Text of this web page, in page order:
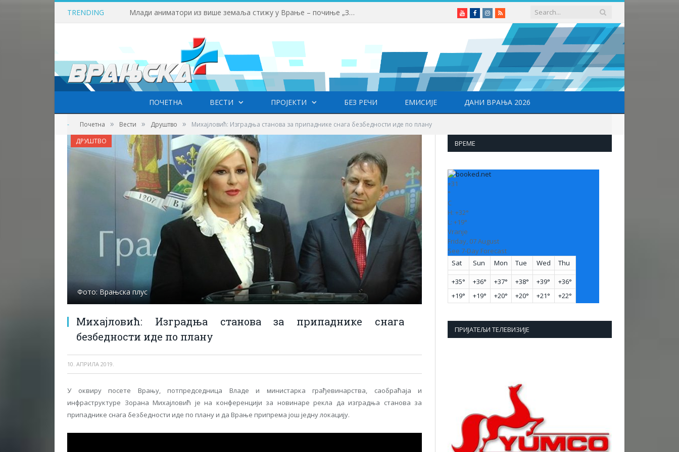
TRENDING Млади аниматори из више земаља стижу у Врање – почиње „Златни пуж“ YoutubeFacebookInstagram
RSS
ПОЧЕТНА ВЕСТИ ПРОЈЕКТИ БЕЗ РЕЧИ ЕМИСИЈЕ ДАНИ ВРАЊА 2026
- Почетна » Вести » Друштво » Михајловић: Изградња станова за припаднике снага безбедности иде по плану
Фото: Врањска плус
Михајловић: Изградња станова за припаднике снага
безбедности иде по плану
10. АПРИЛА 2019.
ДРУШТВО
У оквиру посете Врању, потпредседница Владе и министарка грађевинарства, саобраћаја и
инфраструктуре Зорана Михајловић је на конференцији за новинаре рекла да изградња станова за
припаднике снага безбедности иде по плану и да Врање припрема још једну локацију.
ВРЕМЕ
+31
°
C
H: +32°
L: +19°
Vranje
Friday, 07 August
See 7-Day Forecast
Sat
Sun Mon Tue Wed Thu
+35° +36° +37° +38° +39° +36°
+19° +19° +20° +20° +21° +22°
ПРИЈАТЕЉИ ТЕЛЕВИЗИЈЕ